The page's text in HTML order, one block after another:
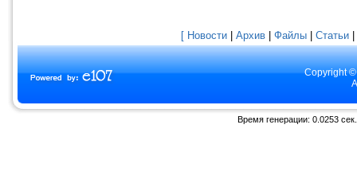
[ Новости Архив Файлы Статьи
Copyright
Время генерации: 0.0253